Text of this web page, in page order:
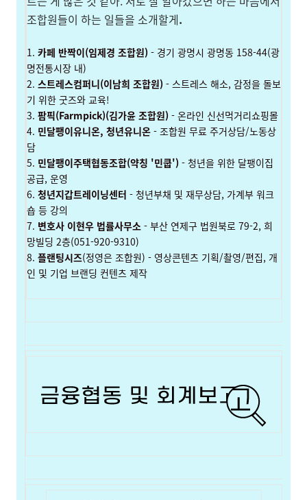
조합원들이 하는 일들을 소개할게.
1. 카페 반짝이(임제경 조합원) - 경기 광명시 광명동 158-44(광
명전통시장 내)
2. 스트레스컴퍼니(이남희 조합원) - 스트레스 해소, 감정을 돌보
기 위한 굿즈와 교육!
3. 팜픽(Farmpick)(김가윤 조합원) - 온라인 신선먹거리쇼핑몰
4. 민달팽이유니온, 청년유니온 - 조합원 무료 주거상담/노동상
담
5. 민달팽이주택협동조합(약칭 '민쿱') - 청년을 위한 달팽이집
공급, 운영
6. 청년지갑트레이닝센터 - 청년부채 및 재무상담, 가계부 워크
숍 등 강의
7. 변호사 이현우 법률사무소 - 부산 연제구 법원북로 79-2, 희
망빌딩 2층(051-920-9310)
8. 플랜팅시즈(정영은 조합원) - 영상콘텐츠 기획/촬영/편집, 개
인 및 기업 브랜딩 컨텐츠 제작